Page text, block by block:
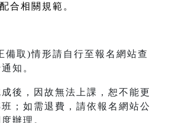
合相關規範。
備取)情形請自行至報名網站查
知。
後，因故無法上課，恕不能更
；如需退費，請依報名網站公
辦理。